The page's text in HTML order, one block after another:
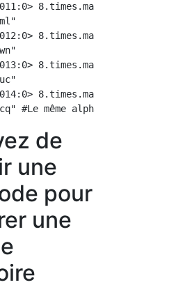
8.times.map{ chars.sample
8.times.map{ chars.sample
8.times.map{ chars.sample
8.times.map{ chars.sample
de
une
pour
une